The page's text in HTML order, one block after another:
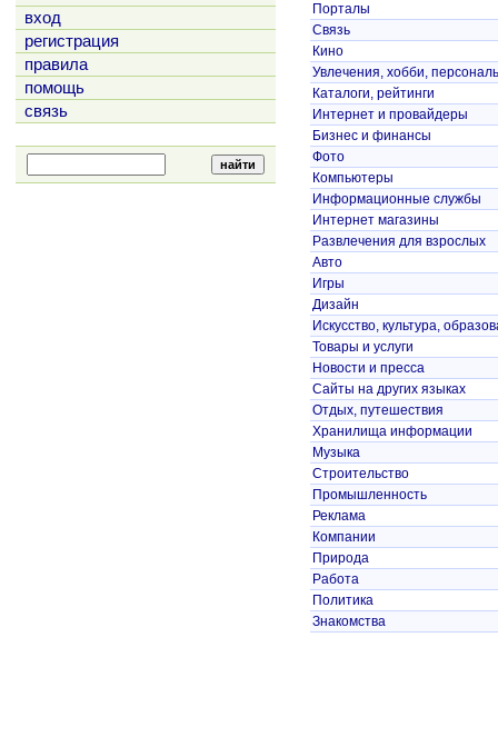
вход
регистрация
правила
помощь
связь
Порталы
Связь
Кино
Увлечения, хобби,
Каталоги, рейтинги
Интернет и провайдеры
Бизнес и финансы
Фото
Компьютеры
Информационные службы
Интернет магазины
Развлечения для взрослых
Авто
Игры
Дизайн
Искусство, культура,
Товары и услуги
Новости и пресса
Сайты на других языках
Отдых, путешествия
Хранилища информации
Музыка
Строительство
Промышленность
Реклама
Компании
Природа
Работа
Политика
Знакомства